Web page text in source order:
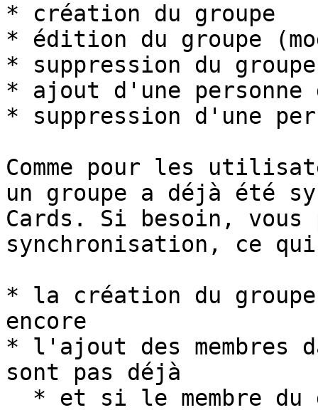
* création du groupe
* édition du groupe
* suppression du groupe
* ajout d'une personne
* suppression d'une
Comme pour les
un groupe a déjà été
Cards. Si besoin, vous
synchronisation, ce
* la création du
encore
* l'ajout des
sont pas déjà